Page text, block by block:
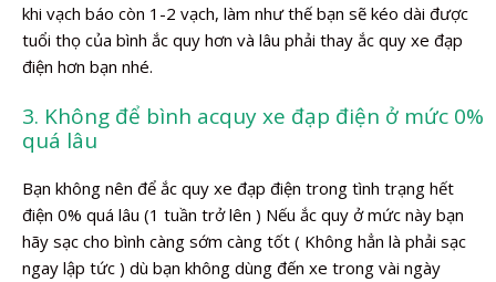
khi vạch báo còn 1-2 vạch, làm như thế bạn sẽ kéo dài được
tuổi thọ của bình ắc quy hơn và lâu phải thay ắc quy xe đạp
điện hơn bạn nhé.
3. Không để bình acquy xe đạp điện ở mức 0%
quá lâu
Bạn không nên để ắc quy xe đạp điện trong tình trạng hết
điện 0% quá lâu (1 tuần trở lên ) Nếu ắc quy ở mức này bạn
hãy sạc cho bình càng sớm càng tốt ( Không hẳn là phải sạc
ngay lập tức ) dù bạn không dùng đến xe trong vài ngày